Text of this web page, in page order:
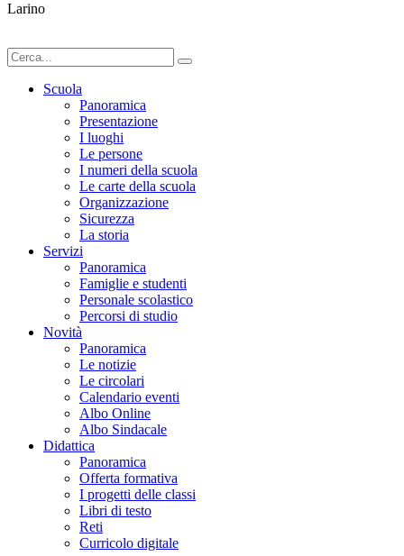
Larino
Scuola
Panoramica
Presentazione
I luoghi
Le persone
I numeri della scuola
Le carte della scuola
Organizzazione
Sicurezza
La storia
Servizi
Panoramica
Famiglie e studenti
Personale scolastico
Percorsi di studio
Novità
Panoramica
Le notizie
Le circolari
Calendario eventi
Albo Online
Albo Sindacale
Didattica
Panoramica
Offerta formativa
I progetti delle classi
Libri di testo
Reti
Curricolo digitale